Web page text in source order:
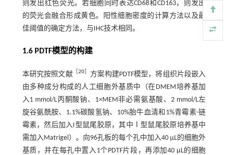
则发出红色荧光。若细胞同时表达CD68和CD163，则发出
的荧光会融合形成黄色。阳性细胞密度的计算方法以及最
佳阈值的确定方法，与IHC技术相同。
1.6 PDTF模型的构建
本研究按照文献［20］ 方案构建PDTF模型，将组织片段嵌入
由多种成分构成的人工细胞外基质中（在DMEM培养基加
入1 mmol/L丙酮酸钠、1×MEM非必需氨基酸、2 mmol/L左
旋谷氨酰胺、1.1%碳酸氢钠、10%胎牛血清和1%青霉素-链
霉素，然后加入I型鼠尾胶原，其中Ⅰ型鼠尾胶原培养基中
需加入Matrigel）。向96孔板的每个孔中加入40 μL的细胞外
基质，并在每孔中置入1个PDTF片段，再添加40 μL的细胞